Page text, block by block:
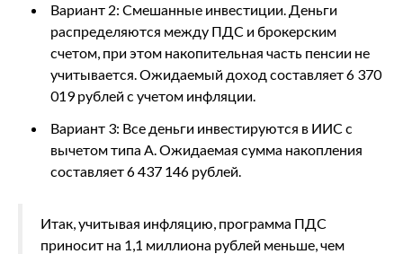
Вариант 2: Смешанные инвестиции. Деньги
распределяются между ПДС и брокерским
счетом, при этом накопительная часть пенсии не
учитывается. Ожидаемый доход составляет 6 370
019 рублей с учетом инфляции.
Вариант 3: Все деньги инвестируются в ИИС с
вычетом типа А. Ожидаемая сумма накопления
составляет 6 437 146 рублей.
Итак, учитывая инфляцию, программа ПДС
приносит на 1,1 миллиона рублей меньше, чем